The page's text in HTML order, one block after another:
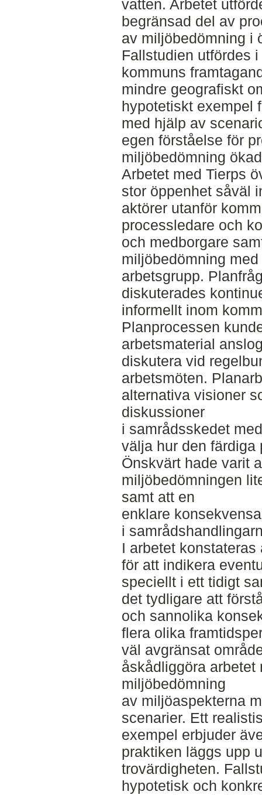
vatten. Arbetet
begränsad del av
av miljöbedömning i
Fallstudien utfördes
kommuns
mindre geografiskt
hypotetiskt exempel
med hjälp av
egen förståelse för
miljöbedömning
Arbetet med Tierps
stor öppenhet såväl
aktörer utanför
processledare och
och medborgare
miljöbedömning
arbetsgrupp.
diskuterades
informellt inom
Planprocessen
arbetsmaterial
diskutera vid
arbetsmöten.
alternativa visioner
diskussioner
i samrådsskedet
välja hur den färdiga
Önskvärt hade varit
miljöbedömningen
samt att en
enklare
i
I arbetet
för att indikera
speciellt i ett tidigt
det tydligare att
och sannolika
flera olika
väl avgränsat
åskådliggöra arbetet
miljöbedömning
av miljöaspekterna
scenarier. Ett
exempel erbjuder
praktiken läggs upp
trovärdigheten.
hypotetisk och